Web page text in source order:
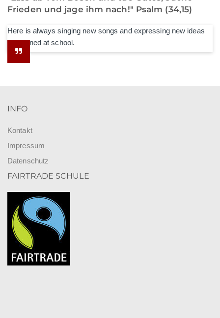
Frieden und jage ihm nach!" Psalm (34,15)
Here is always singing new songs and expressing new ideas
he learned at school.
INFO
Kontakt
Impressum
Datenschutz
FAIRTRADE SCHULE